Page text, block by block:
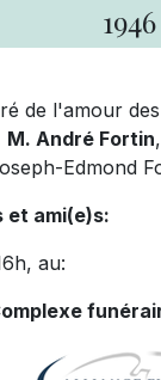
1946
de l'amour
M. André Fortin
Edmond
et ami(e)s:
au: